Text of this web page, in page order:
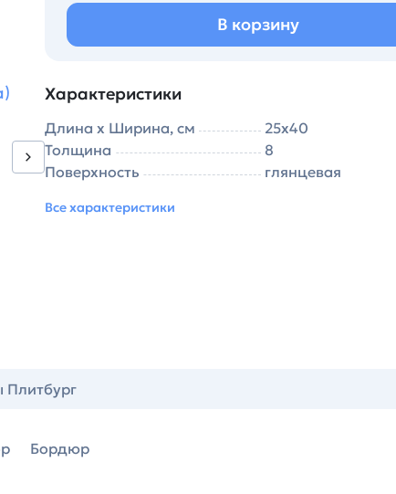
В корзину
Характеристики
Длина х Ширина, см
25х40
Толщина
8
Поверхность
глянцевая
Все характеристики
Плитбург
Бордюр